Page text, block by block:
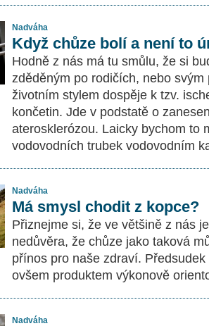
Nadváha
Když chůze bolí a není to
Hodně z nás má tu smůlu, že si
zděděným po rodičích, nebo
životním stylem dospěje k tzv.
končetin. Jde v podstatě o
aterosklerózou. Laicky bychom to
vodovodních trubek vodovodním
Nadváha
Má smysl chodit z kopce?
Přiznejme si, že ve většině z nás
nedůvěra, že chůze jako taková
přínos pro naše zdraví.
ovšem produktem výkonově
Nadváha